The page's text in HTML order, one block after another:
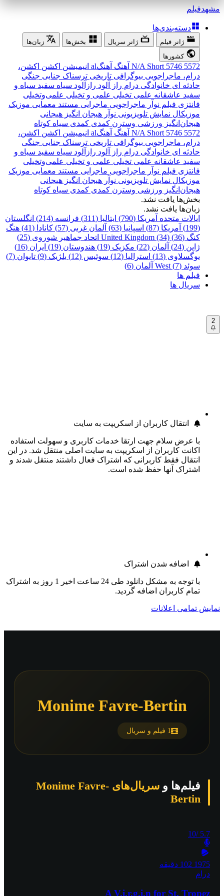
مشهدفیلم
دسته‌بندی‌ها
ژانر فیلم ژانر سریال بخش‌ها
زبان‌ها
کشورها
5572
5746
N/A Short آهنگ آهنگal انیمیشن اکشن اکشن،
درام، ماجراجویی بیوگرافی تاریخی ترسناک جنایی جنگی
حادثه ای خانوادگی درام راز آلود رازآلود سیاه سفید سیاه و
سفید عاشقانه علمی تخیلی علمی و تخیلی علمی‌و‌تخیلی
فانتزی فیلم نوآر ماجراجویی ماجرایی مستند معمایی موزیک
موزیکال نمایش تلویزیونی نوآر هیجان انگیز هیجانی
هیجان‌انگیز ورزشی وسترن کمدی کمدی سیاه کوتاه
5572
5746
N/A Short آهنگ آهنگal انیمیشن اکشن اکشن،
درام، ماجراجویی بیوگرافی تاریخی ترسناک جنایی جنگی
حادثه ای خانوادگی درام راز آلود رازآلود سیاه سفید سیاه و
سفید عاشقانه علمی تخیلی علمی و تخیلی علمی‌و‌تخیلی
فانتزی فیلم نوآر ماجراجویی ماجرایی مستند معمایی موزیک
موزیکال نمایش تلویزیونی نوآر هیجان انگیز هیجانی
هیجان‌انگیز ورزشی وسترن کمدی کمدی سیاه کوتاه
بخش‌ها یافت نشد.
زبان‌ها یافت نشد.
ایالات متحده آمریکا (790)
ایتالیا (311) فرانسه (214)
انگلستان
(199)
آمریکا (87) اسپانیا (63) آلمان غربی (57) کانادا (41)
هنگ
کنگ (36)
United Kingdom (34) اتحاد جماهیر شوروی (25)
ژاپن (24)
آلمان (22) مکزیک (19) هندوستان (19)
ایران (16)
یوگسلاوی (13)
استرالیا (12) سوئیس (12) بلژیک (9)
تایوان (7)
سوئد (7)
West آلمان (6)
فیلم ها
سریال ها
2
انتقال کاربران از اسکریپت به سایت
با عرض سلام جهت ارتقا خدمات کاربری و سهولت استفاده
اکانت کاربران از اسکریپت به سایت اصلی منتقل شد. در این
انتقال فقط کاربرانی که اشتراک فعال داشتند منتقل شدند و
اشتراک آنها حفظ شده است.
اضافه شدن اشتراک
با توجه به مشکل دانلود طی 24 ساعت اخیر 1 روز به اشتراک
تمام کاربران اضافه گردید.
نمایش تمامی اعلانات
Monime Favre-Bertin
1 فیلم و سریال
فیلم‌ها و
سریال‌های Monime Favre-
Bertin
5.7
/10
1975 102 دقیقه
درام
A V.i.r.g.i.n for St. Tropez